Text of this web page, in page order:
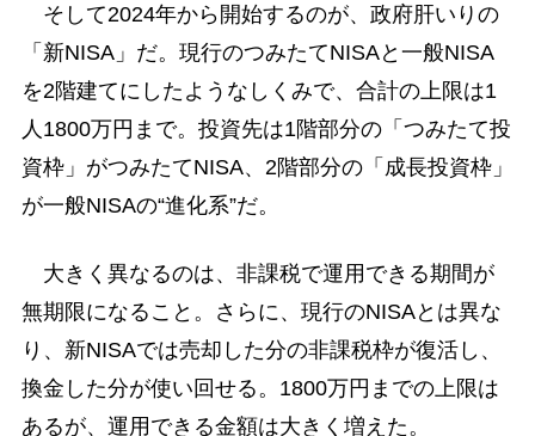
そして2024年から開始するのが、政府肝いりの
「新NISA」だ。現行のつみたてNISAと一般NISA
を2階建てにしたようなしくみで、合計の上限は1
人1800万円まで。投資先は1階部分の「つみたて投
資枠」がつみたてNISA、2階部分の「成長投資枠」
が一般NISAの“進化系”だ。
大きく異なるのは、非課税で運用できる期間が
無期限になること。さらに、現行のNISAとは異な
り、新NISAでは売却した分の非課税枠が復活し、
換金した分が使い回せる。1800万円までの上限は
あるが、運用できる金額は大きく増えた。